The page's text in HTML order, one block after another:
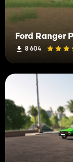
Ford Ranger
8 604